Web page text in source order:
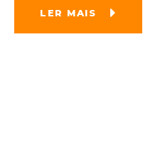
LER MAIS